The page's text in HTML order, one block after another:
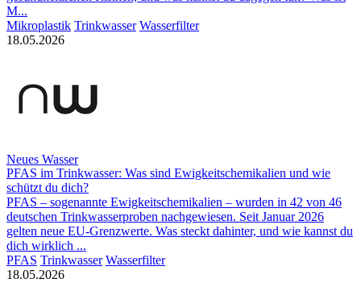
M...
Mikroplastik Trinkwasser Wasserfilter
18.05.2026
Neues Wasser
PFAS im Trinkwasser: Was sind Ewigkeitschemikalien und wie
schützt du dich?
PFAS – sogenannte Ewigkeitschemikalien – wurden in 42 von 46
deutschen Trinkwasserproben nachgewiesen. Seit Januar 2026
gelten neue EU-Grenzwerte. Was steckt dahinter, und wie kannst du
dich wirklich ...
PFAS Trinkwasser Wasserfilter
18.05.2026